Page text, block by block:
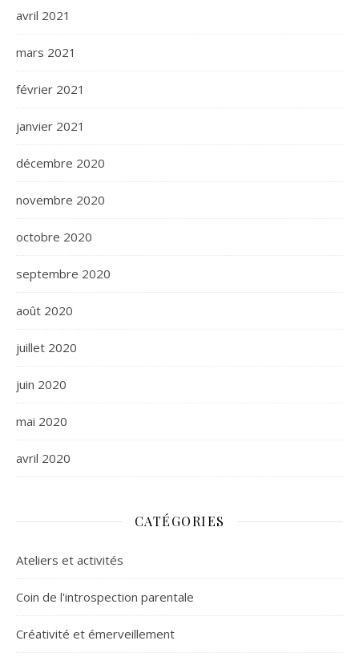
avril 2021
mars 2021
février 2021
janvier 2021
décembre 2020
novembre 2020
octobre 2020
septembre 2020
août 2020
juillet 2020
juin 2020
mai 2020
avril 2020
CATÉGORIES
Ateliers et activités
Coin de l'introspection parentale
Créativité et émerveillement